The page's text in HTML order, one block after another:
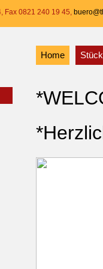
Fax 0821 240 19 45,
Home